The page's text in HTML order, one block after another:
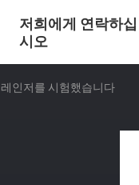
저희에게 연락하십
시오
인저를 시험했습니다